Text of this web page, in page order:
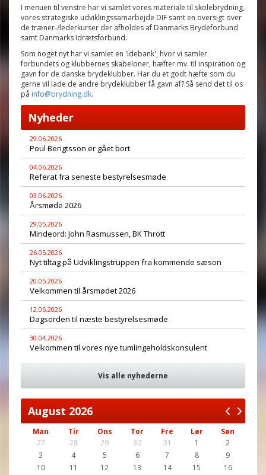
I menuen til venstre har vi samlet vores materiale til skolebrydning,
vores strategiske udviklingssamarbejde DIF samt en oversigt over
de træner-/lederkurser der afholdes af Danmarks Brydeforbund
samt Danmarks Idrætsforbund.
Som noget nyt har vi samlet en 'Idebank', hvor vi samler
forbundets og klubbernes skabeloner, hæfter mv. til inspiration og
gavn for de danske brydeklubber. Har du et godt hæfte som du
gerne vil lade de andre brydeklubber få gavn af? Så send det til os
på info@brydning.dk.
Nyheder
29.06.2026
Poul Bengtsson er gået bort
04.06.2026
Referat fra seneste bestyrelsesmøde
03.06.2026
Årsmøde 2026
29.05.2026
Mindeord: John Rasmussen, BK Thrott
26.05.2026
Nyt tiltag på Udviklingstruppen fra kommende sæson
20.05.2026
Velkommen til årsmødet 2026
12.05.2026
Dagsorden til næste bestyrelsesmøde
30.04.2026
Velkommen til vores nye tumlingeholdskonsulent
Vis alle nyhederne
August 2026
Man Tir Ons Tor Fre Lør
Søn
27
28 29 30 31 1
2
3
4 5 6 7 8
9
10
11 12 13 14 15 16